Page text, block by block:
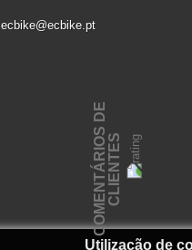
ecbike@ecbike.pt
Utilização de
C
O
M
E
N
T
Á
R
I
O
S
D
E
C
L
I
E
N
T
ES